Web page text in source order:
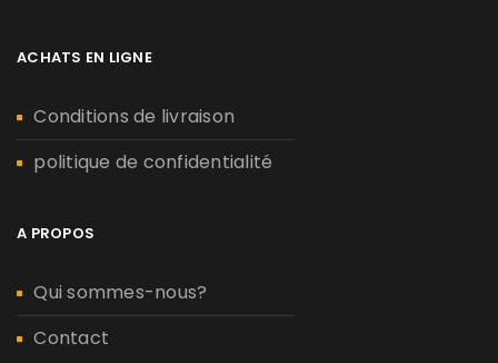
ACHATS EN LIGNE
Conditions de livraison
politique de confidentialité
A PROPOS
Qui sommes-nous?
Contact